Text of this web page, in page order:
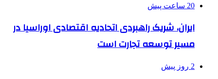
20 ساعت پیش
ایران، شریک راهبردی اتحادیه اقتصادی اوراسیا در
مسیر توسعه تجارت است
2 روز پیش